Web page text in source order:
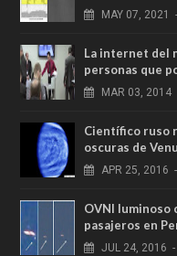
MAY 07, 2021 -
La internet del
personas que
MAR 03, 2014
Científico ruso
oscuras de
APR 25, 2016 -
OVNI luminoso
pasajeros en
JUL 24, 2016 -